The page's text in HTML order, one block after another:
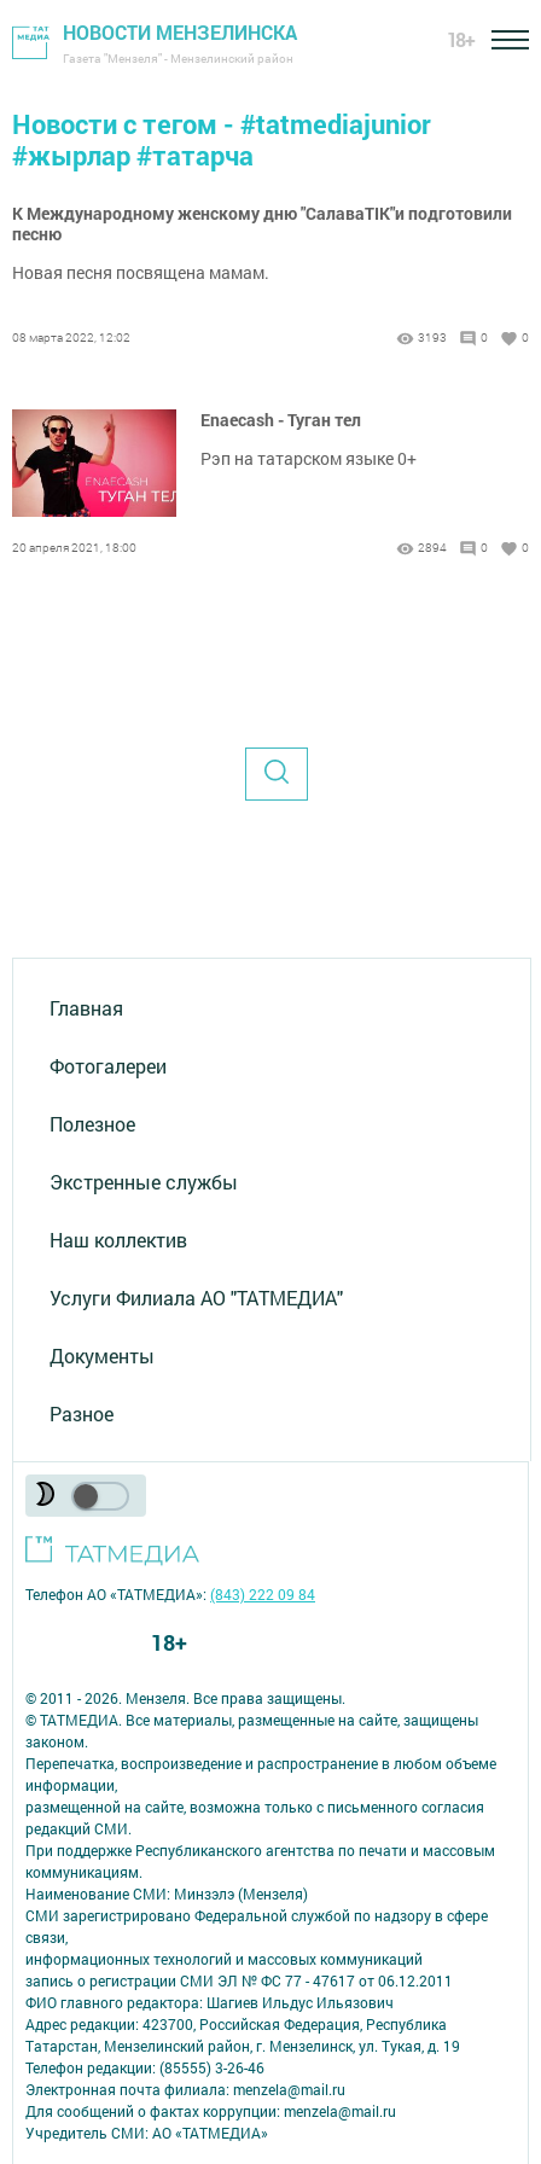
НОВОСТИ МЕНЗЕЛИНСКА
Газета "Мензеля" - Мензелинский район
18+
Новости с тегом - #tatmediajunior
#жырлар #татарча
К Международному женскому дню "СалаваTIK"и подготовили
песню
Новая песня посвящена мамам.
08 марта 2022, 12:02 3193 0 0
Enaecash - Туган тел
Рэп на татарском языке 0+
20 апреля 2021, 18:00 2894 0 0
Главная
Фотогалереи
Полезное
Экстренные службы
Наш коллектив
Услуги Филиала АО "ТАТМЕДИА"
Документы
Разное
© 2011 - 2026. Мензеля. Все права защищены.
© ТАТМЕДИА. Все материалы, размещенные на сайте, защищены
законом.
Перепечатка, воспроизведение и распространение в любом объеме
информации,
размещенной на сайте, возможна только с письменного согласия
редакций СМИ.
При поддержке Республиканского агентства по печати и массовым
коммуникациям.
Наименование СМИ: Минзэлэ (Мензеля)
СМИ зарегистрировано Федеральной службой по надзору в сфере
связи,
информационных технологий и массовых коммуникаций
запись о регистрации СМИ ЭЛ № ФС 77 - 47617 от 06.12.2011
ФИО главного редактора: Шагиев Ильдус Ильязович
Адрес редакции: 423700, Российская Федерация, Республика
Татарстан, Мензелинский район, г. Мензелинск, ул. Тукая, д. 19
Телефон редакции: (85555) 3-26-46
Электронная почта филиала: menzela@mail.ru
Для сообщений о фактах коррупции: menzela@mail.ru
Учредитель СМИ: АО «ТАТМЕДИА»
Телефон АО «ТАТМЕДИА»:(843) 222 09 84
18+